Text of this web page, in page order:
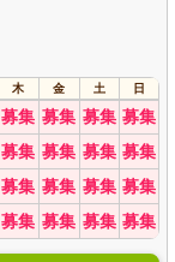
木 金 土 日
募集 募集 募集 募集
募集 募集 募集 募集
募集 募集 募集 募集
募集 募集 募集 募集